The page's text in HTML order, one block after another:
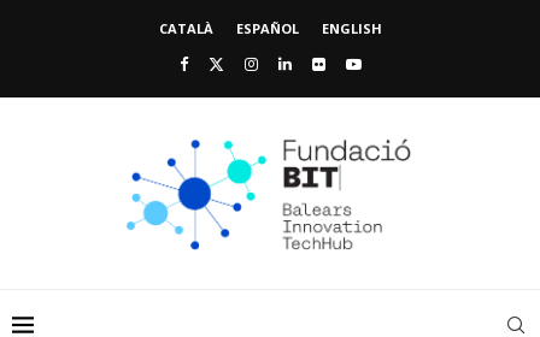
CATALÀ ESPAÑOL ENGLISH